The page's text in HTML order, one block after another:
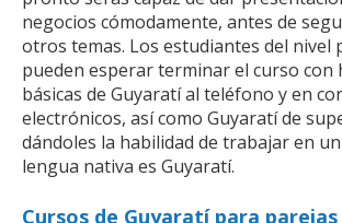
negocios cómodamente, antes de
otros temas. Los estudiantes del nivel
pueden esperar terminar el curso con
básicas de Guyaratí al teléfono y en
electrónicos, así como Guyaratí de
dándoles la habilidad de trabajar en
lengua nativa es Guyaratí.
Cursos de Guyaratí para